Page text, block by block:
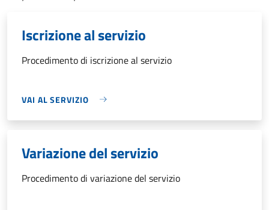
Iscrizione al servizio
Procedimento di iscrizione al servizio
VAI AL SERVIZIO
Variazione del servizio
Procedimento di variazione del servizio